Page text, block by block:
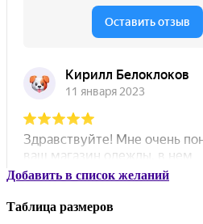
Добавить в список желаний
Таблица размеров